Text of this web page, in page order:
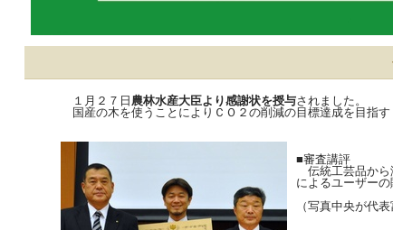
１月２７日 農林水産大臣より感謝状を授与されました。
国産の木を使うことによりＣＯ２の削減の目標達成を目指す
■審査講評
伝統工芸品から
によるユーザー
（写真中央が代表